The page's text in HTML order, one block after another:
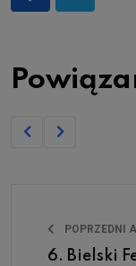
POPRZEDNI
6. Bielski